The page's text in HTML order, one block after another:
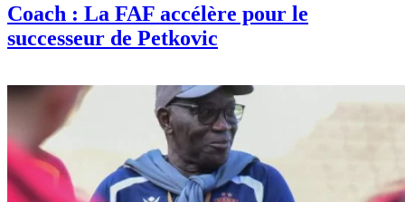
Coach : La FAF accélère pour le
successeur de Petkovic